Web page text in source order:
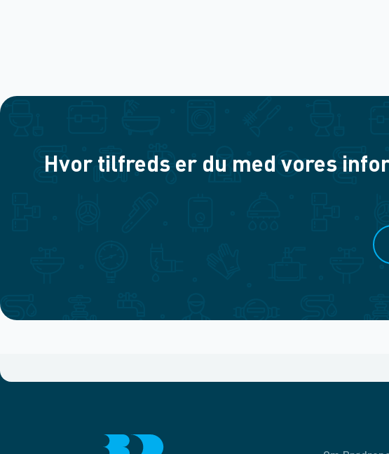
Hvor tilfreds er du med vores